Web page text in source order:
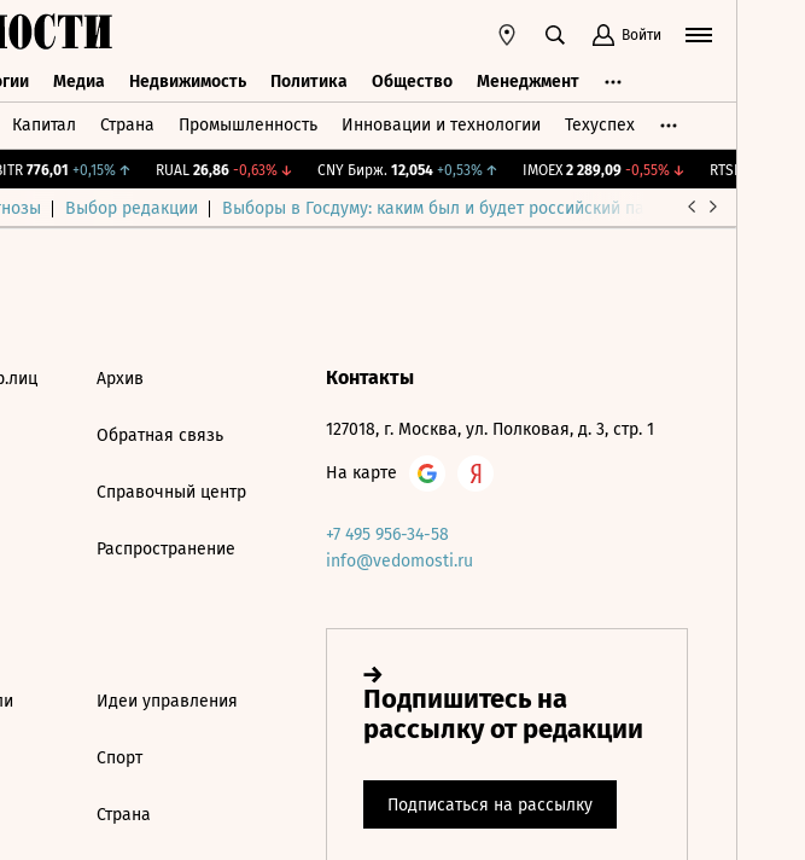
Войти
Медиа Недвижимость Политика Общество Менеджмент
Капитал Страна Промышленность Инновации и технологии Техуспех
776,01 +0,15%↑ RUAL 26,86 -0,63%↓ CNY Бирж. 12,054 +0,53%↑ IMOEX 2 289,09 -0,55%↓ RTSI 891,04
Выбор редакции Выборы в Госдуму: каким был и будет российский парламент
Архив
Обратная связь
Справочный центр
Распространение
Идеи управления
Спорт
Страна
Контакты
127018, г. Москва, ул. Полковая, д. 3, стр. 1
На карте
+7 495 956-34-58
info@vedomosti.ru